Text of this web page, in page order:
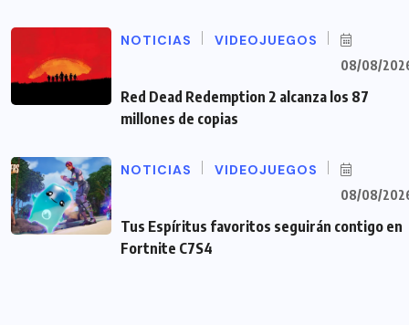
NOTICIAS VIDEOJUEGOS
08/08/
Red Dead Redemption 2 alcanza los 87
millones de copias
NOTICIAS VIDEOJUEGOS
08/08/
Tus Espíritus favoritos seguirán contigo en
Fortnite C7S4